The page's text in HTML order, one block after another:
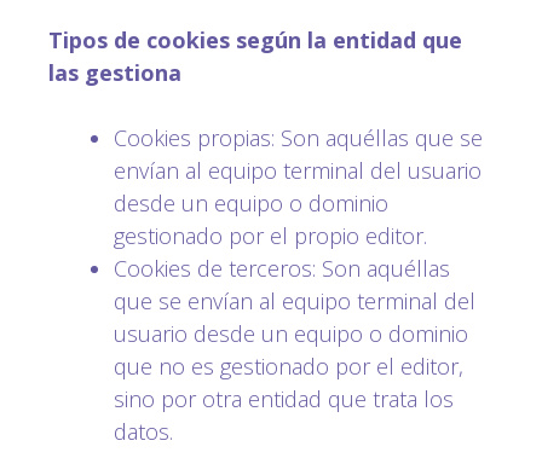
Tipos de cookies según la entidad que
las gestiona
Cookies propias: Son aquéllas que se
envían al equipo terminal del usuario
desde un equipo o dominio
gestionado por el propio editor.
Cookies de terceros: Son aquéllas
que se envían al equipo terminal del
usuario desde un equipo o dominio
que no es gestionado por el editor,
sino por otra entidad que trata los
datos.